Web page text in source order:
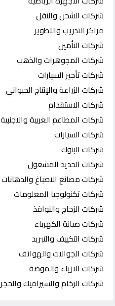
شركات الشحن والنقل
مراكز التدريب والتطوير
شركات التأمين
شركات المجوهرات والذهب
شركات تأجير السيارات
شركات الزراعة والإنتاج الحيواني
شركات الاستقدام
شركات المطاعم العربية والاجنبية
شركات السيارات
شركات البنوك
شركات الحديد المشغول
شركات مصانع الاصباغ والدهانات
شركات تكنولوجيا المعلومات
شركات الزجاج والنوافذ
شركات صيانة الكهرباء
شركات التكييف والتبريد
شركات الجوالات والهواتف
شركات الازياء والموضة
شركات الرخام والسيراميك والحجر